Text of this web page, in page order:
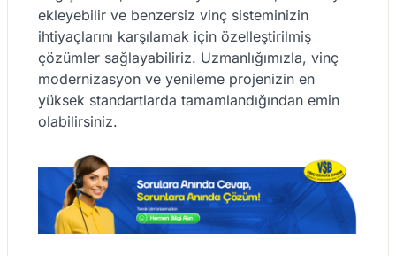
ekleyebilir ve benzersiz vinç sisteminizin
ihtiyaçlarını karşılamak için özelleştirilmiş
çözümler sağlayabiliriz. Uzmanlığımızla, vinç
modernizasyon ve yenileme projenizin en
yüksek standartlarda tamamlandığından emin
olabilirsiniz.